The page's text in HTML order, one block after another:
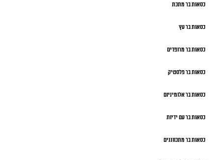
כסאות בר מתכת
כסאות בר עץ
כסאות בר מרופדים
כסאות בר פלסטיק
כסאות בר אלומיניום
כסאות בר עם ידיות
כסאות בר מתכווננים